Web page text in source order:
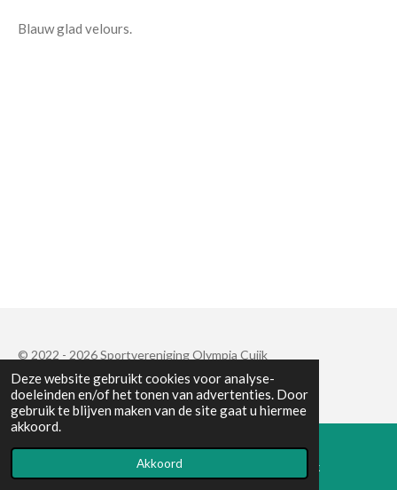
Deze website gebruikt cookies voor analyse-
doeleinden en/of het tonen van advertenties. Door
gebruik te blijven maken van de site gaat u hiermee
akkoord.
Akkoord
Blauw glad velours.
© 2022 - 2026 Sportvereniging Olympia Cuijk
Powered byJouwWeb
Facebook